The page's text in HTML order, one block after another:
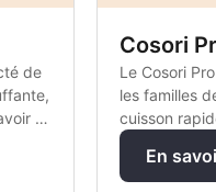
de
à
Cosori
Le Cosori
les familles
cuisson
nombreux
En